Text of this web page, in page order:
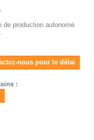
production autonome
nous pour le délai
: